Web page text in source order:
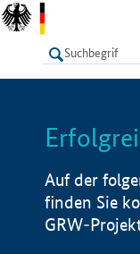
LISTE
Auf der
finden Sie
GRW-